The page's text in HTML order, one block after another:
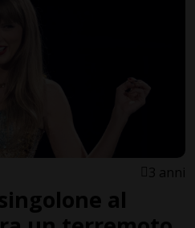
3 anni
al